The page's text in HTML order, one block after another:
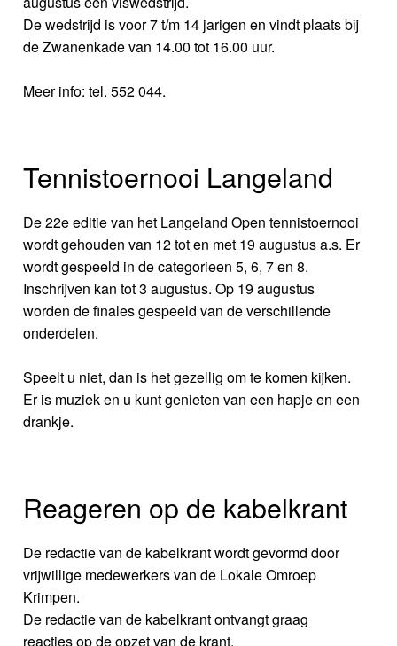
De wedstrijd is voor 7 t/m 14 jarigen en vindt plaats bij
de Zwanenkade van 14.00 tot 16.00 uur.
Meer info: tel. 552 044.
Tennistoernooi Langeland
De 22e editie van het Langeland Open tennistoernooi
wordt gehouden van 12 tot en met 19 augustus a.s. Er
wordt gespeeld in de categorieen 5, 6, 7 en 8.
Inschrijven kan tot 3 augustus. Op 19 augustus
worden de finales gespeeld van de verschillende
onderdelen.
Speelt u niet, dan is het gezellig om te komen kijken.
Er is muziek en u kunt genieten van een hapje en een
drankje.
Reageren op de kabelkrant
De redactie van de kabelkrant wordt gevormd door
vrijwillige medewerkers van de Lokale Omroep
Krimpen.
De redactie van de kabelkrant ontvangt graag
reacties op de opzet van de krant.